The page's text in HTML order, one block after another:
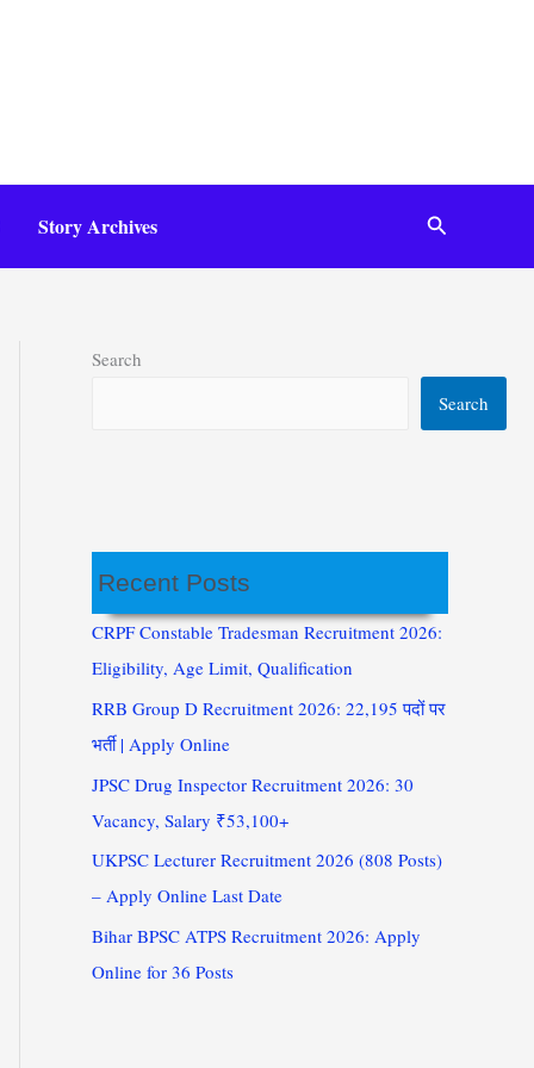
Story Archives Search
Search
Search
Recent Posts
CRPF Constable Tradesman Recruitment 2026:
Eligibility, Age Limit, Qualification
RRB Group D Recruitment 2026: 22,195 पदों पर
भर्ती | Apply Online
JPSC Drug Inspector Recruitment 2026: 30
Vacancy, Salary ₹53,100+
UKPSC Lecturer Recruitment 2026 (808 Posts)
– Apply Online Last Date
Bihar BPSC ATPS Recruitment 2026: Apply
Online for 36 Posts